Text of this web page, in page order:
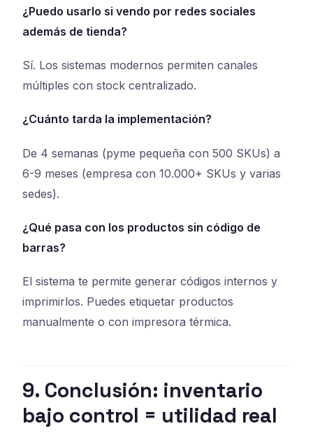
¿Puedo usarlo si vendo por redes sociales
además de tienda?
Sí. Los sistemas modernos permiten canales
múltiples con stock centralizado.
¿Cuánto tarda la implementación?
De 4 semanas (pyme pequeña con 500 SKUs) a
6-9 meses (empresa con 10.000+ SKUs y varias
sedes).
¿Qué pasa con los productos sin código de
barras?
El sistema te permite generar códigos internos y
imprimirlos. Puedes etiquetar productos
manualmente o con impresora térmica.
9. Conclusión: inventario
bajo control = utilidad real